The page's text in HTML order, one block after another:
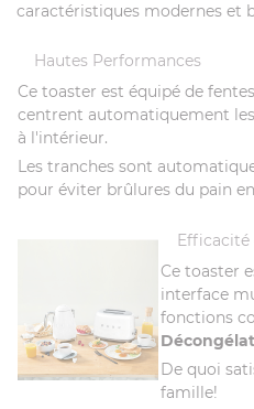
caractéristiques modernes et
Hautes Performances
Ce toaster est équipé de
centrent automatiquement
à l'intérieur.
Les tranches sont
pour éviter brûlures du pain
Efficacité
Ce toaster
interface
fonctions
De quoi
famille!